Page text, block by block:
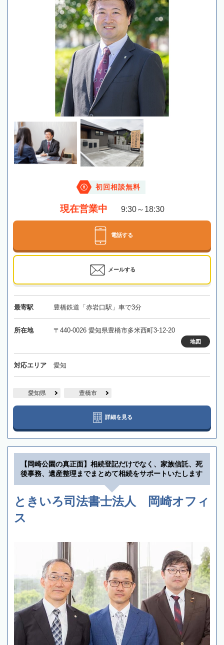
初回相談無料
現在営業中 9:30～18:30
電話する
メールする
最寄駅 豊橋鉄道「赤岩口駅」車で3分
所在地 〒440-0026 愛知県豊橋市多米西町3-12-20
地図
対応エリア 愛知
愛知県 豊橋市
詳細を見る
【岡崎公園の真正面】相続登記だけでなく、家族信託、死
後事務、遺産整理までまとめて相続をサポートいたします
ときいろ司法書士法人 岡崎オフィ
ス